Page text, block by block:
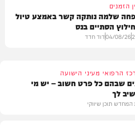
הזמנים
שלמה נותקה קשר באמצע טיול
הסתיים בנס
04/08/26דוד חדד
הרפואי מעיני הישועה
שבהם כל פרט חשוב – יש מי
לך
תוכן שיווקי